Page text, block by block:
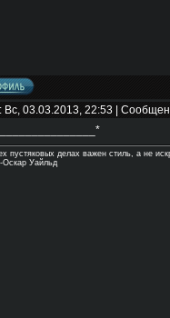
Вс, 03.03.2013, 22:53 |
пустяковых делах важен стиль, а не
Оскар Уайльд